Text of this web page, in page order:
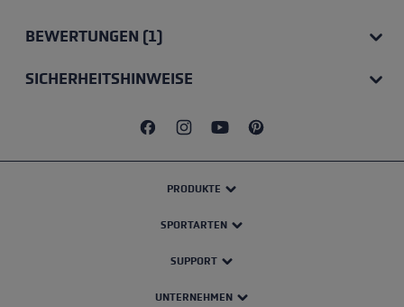
BEWERTUNGEN (1)
SICHERHEITSHINWEISE
PRODUKTE
SPORTARTEN
SUPPORT
UNTERNEHMEN